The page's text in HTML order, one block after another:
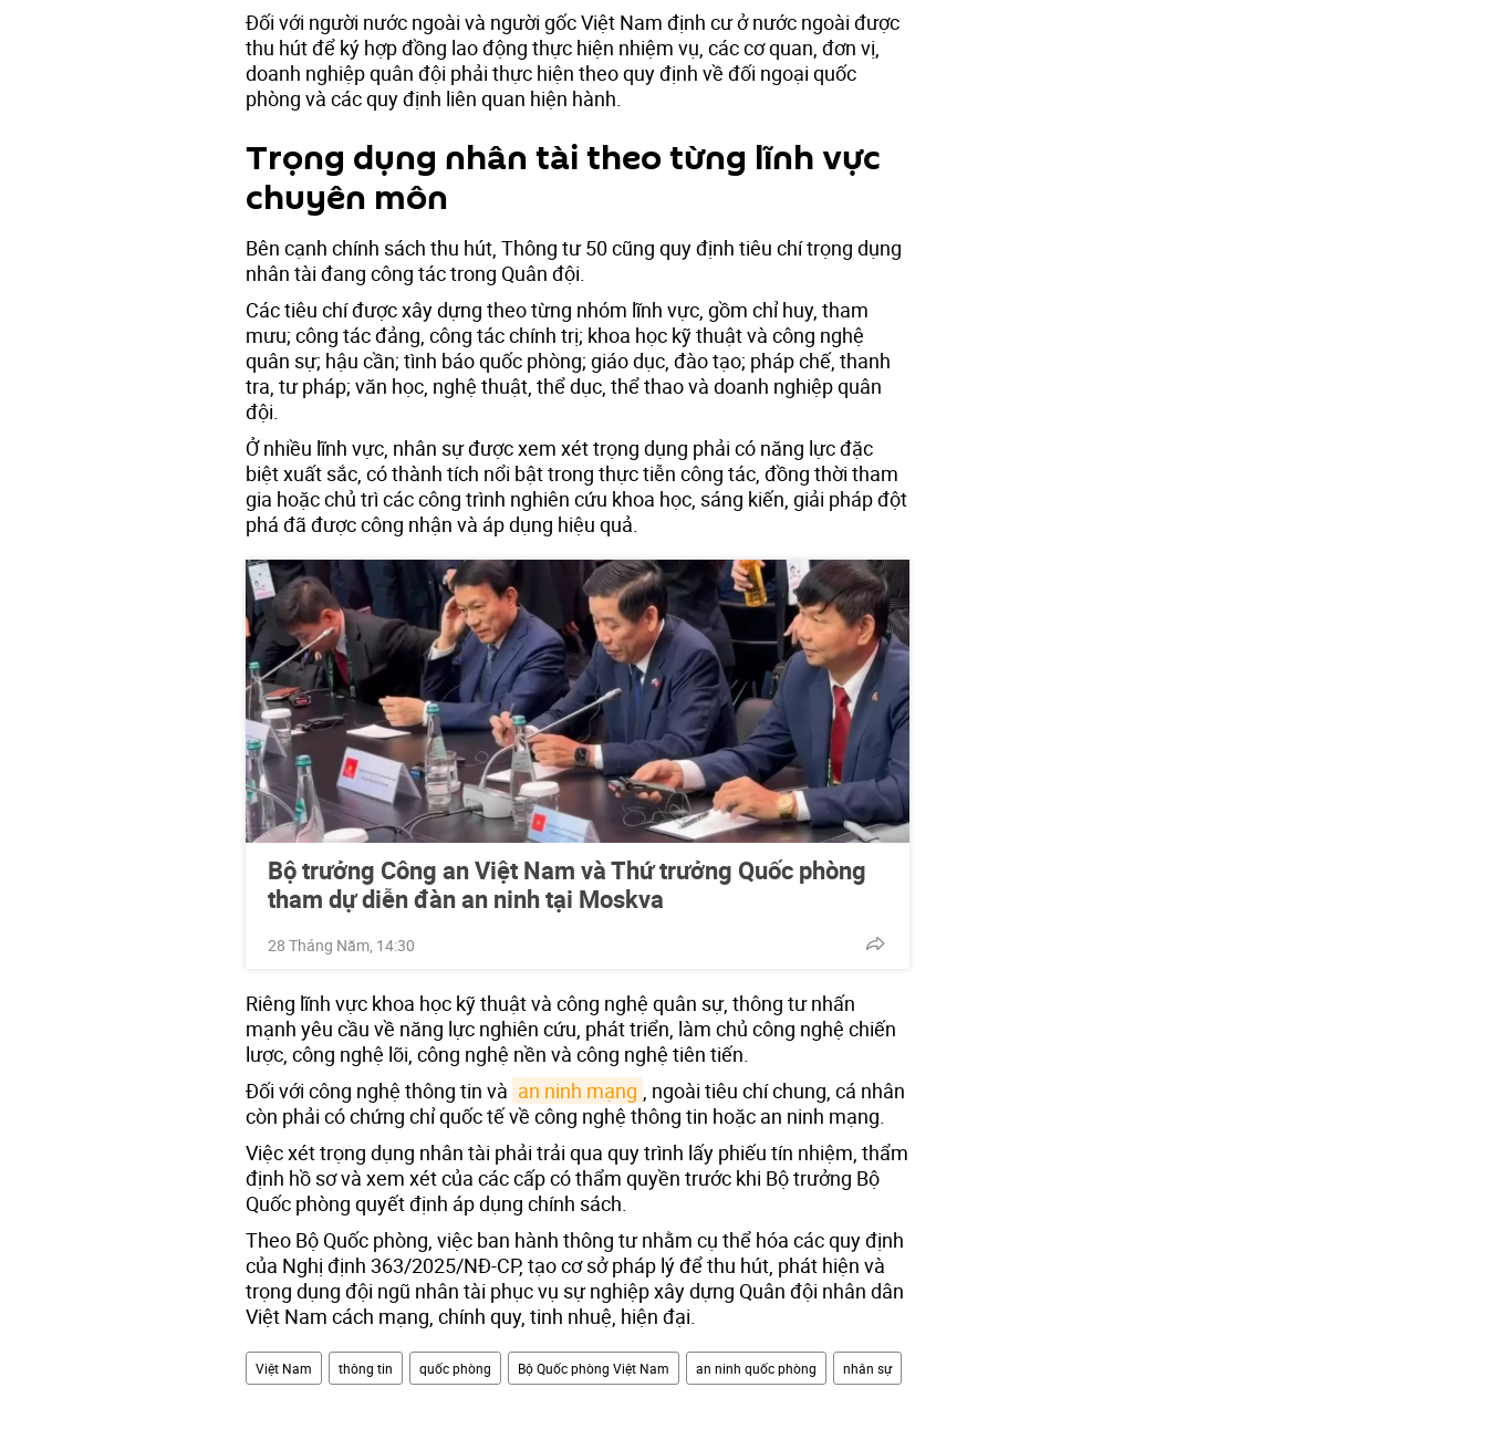
Đối với người nước ngoài và người gốc Việt Nam định cư ở nước ngoài được
thu hút để ký hợp đồng lao động thực hiện nhiệm vụ, các cơ quan, đơn vị,
doanh nghiệp quân đội phải thực hiện theo quy định về đối ngoại quốc
phòng và các quy định liên quan hiện hành.
Trọng dụng nhân tài theo từng lĩnh vực
chuyên môn
Bên cạnh chính sách thu hút, Thông tư 50 cũng quy định tiêu chí trọng dụng
nhân tài đang công tác trong Quân đội.
Các tiêu chí được xây dựng theo từng nhóm lĩnh vực, gồm chỉ huy, tham
mưu; công tác đảng, công tác chính trị; khoa học kỹ thuật và công nghệ
quân sự; hậu cần; tình báo quốc phòng; giáo dục, đào tạo; pháp chế, thanh
tra, tư pháp; văn học, nghệ thuật, thể dục, thể thao và doanh nghiệp quân
đội.
Ở nhiều lĩnh vực, nhân sự được xem xét trọng dụng phải có năng lực đặc
biệt xuất sắc, có thành tích nổi bật trong thực tiễn công tác, đồng thời tham
gia hoặc chủ trì các công trình nghiên cứu khoa học, sáng kiến, giải pháp đột
phá đã được công nhận và áp dụng hiệu quả.
Bộ trưởng Công an Việt Nam và Thứ trưởng Quốc phòng
tham dự diễn đàn an ninh tại Moskva
28 Tháng Năm, 14:30
Riêng lĩnh vực khoa học kỹ thuật và công nghệ quân sự, thông tư nhấn
mạnh yêu cầu về năng lực nghiên cứu, phát triển, làm chủ công nghệ chiến
lược, công nghệ lõi, công nghệ nền và công nghệ tiên tiến.
Đối với công nghệ thông tin và an ninh mạng
, ngoài tiêu chí chung, cá nhân
còn phải có chứng chỉ quốc tế về công nghệ thông tin hoặc an ninh mạng.
Việc xét trọng dụng nhân tài phải trải qua quy trình lấy phiếu tín nhiệm, thẩm
định hồ sơ và xem xét của các cấp có thẩm quyền trước khi Bộ trưởng Bộ
Quốc phòng quyết định áp dụng chính sách.
Theo Bộ Quốc phòng, việc ban hành thông tư nhằm cụ thể hóa các quy định
của Nghị định 363/2025/NĐ-CP, tạo cơ sở pháp lý để thu hút, phát hiện và
trọng dụng đội ngũ nhân tài phục vụ sự nghiệp xây dựng Quân đội nhân dân
Việt Nam cách mạng, chính quy, tinh nhuệ, hiện đại.
Việt Nam thông tin quốc phòng Bộ Quốc phòng Việt Nam an ninh quốc phòng nhân sự